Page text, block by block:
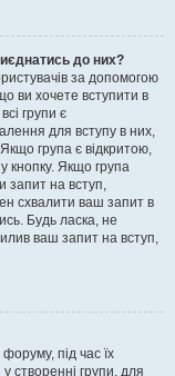
до них?
за допомогою
ви хочете вступити в
групи є
для вступу в них,
група є відкритою,
кнопку. Якщо група
запит на вступ,
схвалити ваш запит в
Будь ласка, не
ваш запит на вступ,
під час їх
створенні групи, для